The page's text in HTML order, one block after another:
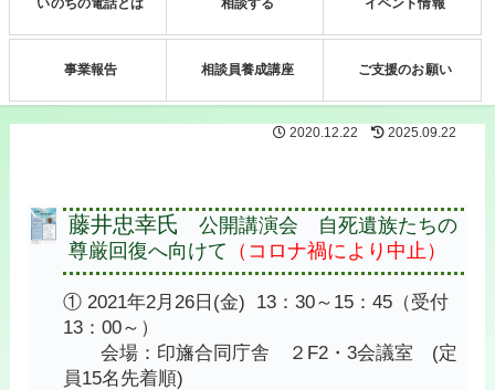
いのちの電話とは 相談する イベント情報
事業報告 相談員養成講座 ご支援のお願い
2020.12.22 2025.09.22
藤井忠幸氏 公開講演会 自死遺族たちの
尊厳回復へ向けて （コロナ禍により中止）
① 2021年2月26日(金) 13：30～15：45（受付
13：00～）
会場：印旛合同庁舎 ２F2・3会議室 (定
員15名先着順)